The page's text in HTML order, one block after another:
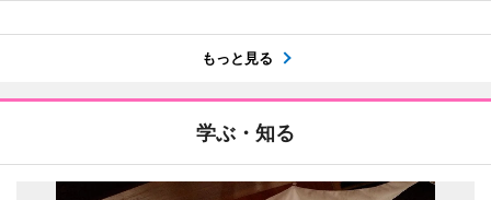
もっと見る
学ぶ・知る